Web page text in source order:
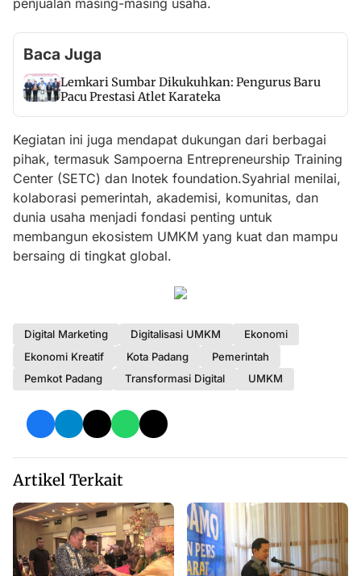
penjualan masing-masing usaha.
Baca Juga
Lemkari Sumbar Dikukuhkan: Pengurus Baru
Pacu Prestasi Atlet Karateka
Kegiatan ini juga mendapat dukungan dari berbagai
pihak, termasuk Sampoerna Entrepreneurship Training
Center (SETC) dan Inotek foundation.Syahrial menilai,
kolaborasi pemerintah, akademisi, komunitas, dan
dunia usaha menjadi fondasi penting untuk
membangun ekosistem UMKM yang kuat dan mampu
bersaing di tingkat global.
Digital Marketing Digitalisasi UMKM
Ekonomi
Ekonomi Kreatif
Kota Padang
Pemerintah
Pemkot Padang
Transformasi Digital UMKM
Artikel Terkait